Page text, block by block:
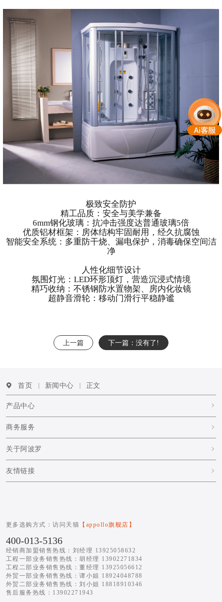
极致安全防护
精工品质：安全与美学兼备
6mm钢化玻璃：抗冲击强度达普通玻璃5倍
优质铝材框架：房体结构牢固耐用，经久抗腐蚀
智能安全系统：多重防干烧、漏电保护，消毒确保空间洁
净
人性化细节设计
氛围灯光：LED环形顶灯，营造沉浸式情境
精巧收纳：不锈钢防水置物架、房内化妆镜
超静音滑轮：移动门滑行平稳静谧
首页 新闻中心
产品中心
商务服务